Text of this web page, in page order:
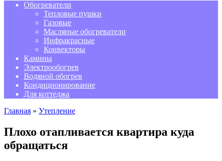
Обогреватели
Тепловые пушки
Газовые
Масляные обогреватели
Инфракрасные
Конвекторы
Камины
Электрообогрев
Водяной обогрев
Кондиционирование
Для коттеджа
Главная » Утепление
Плохо отапливается квартира куда
обращаться